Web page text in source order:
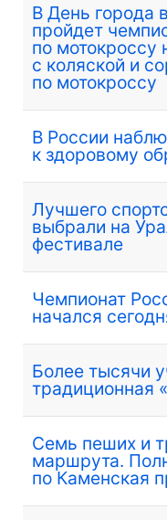
В День города
пройдет
по мотокроссу
с коляской и
по мотокроссу
В России
к здоровому
Лучшего
выбрали на
фестивале
Чемпионат
начался
Более тысячи
традиционная
Семь пеших и
маршрута.
по Каменская